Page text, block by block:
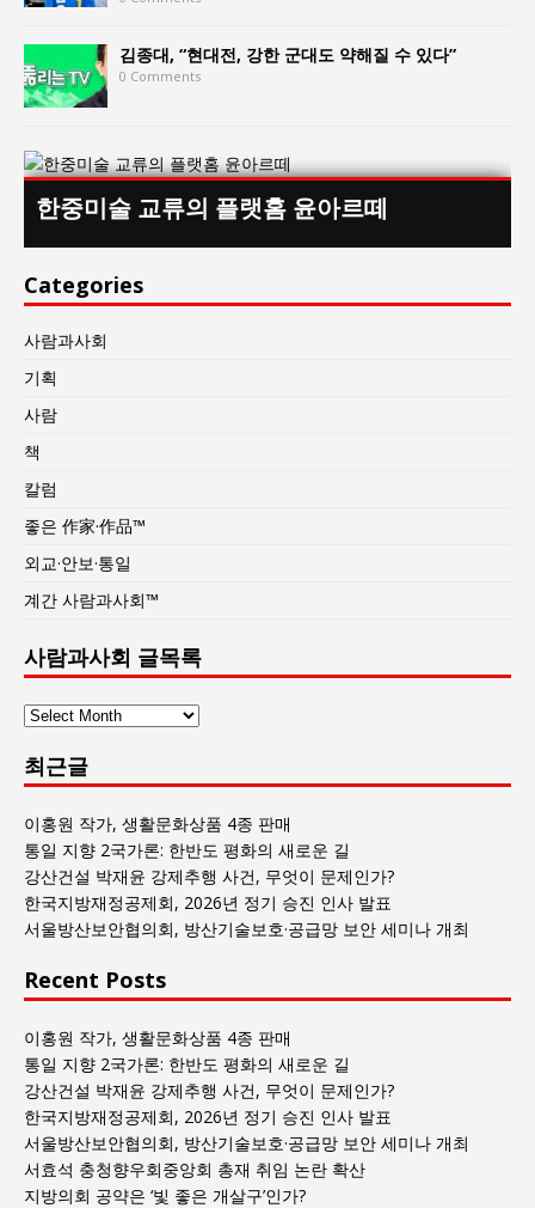
김종대, “현대전, 강한 군대도 약해질 수 있다”
0 Comments
한중미술 교류의 플랫홈 윤아르떼
Categories
사람과사회
기획
사람
책
칼럼
좋은 作家·作品™
외교·안보·통일
계간 사람과사회™
사람과사회 글목록
사
과
사
회
글
목
록
최근글
이홍원 작가, 생활문화상품 4종 판매
통일 지향 2국가론: 한반도 평화의 새로운 길
강산건설 박재윤 강제추행 사건, 무엇이 문제인가?
한국지방재정공제회, 2026년 정기 승진 인사 발표
서울방산보안협의회, 방산기술보호·공급망 보안 세미나 개최
Recent Posts
이홍원 작가, 생활문화상품 4종 판매
통일 지향 2국가론: 한반도 평화의 새로운 길
강산건설 박재윤 강제추행 사건, 무엇이 문제인가?
한국지방재정공제회, 2026년 정기 승진 인사 발표
서울방산보안협의회, 방산기술보호·공급망 보안 세미나 개최
서효석 충청향우회중앙회 총재 취임 논란 확산
지방의회 공약은 ‘빛 좋은 개살구’인가?